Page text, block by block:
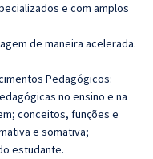
e com amplos
de maneira acelerada.
Pedagógicos:
no ensino e na
conceitos, funções e
e somativa;
estudante.